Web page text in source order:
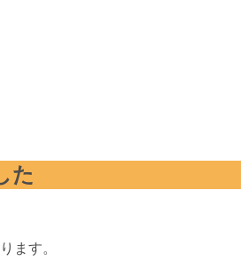
た
ます。